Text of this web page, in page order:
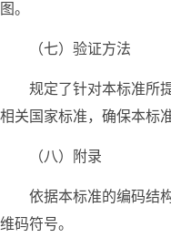
图。
（七）验证方法
规定了针对本标准所
相关国家标准，确保本标
（八）附录
依据本标准的编码结
维码符号。